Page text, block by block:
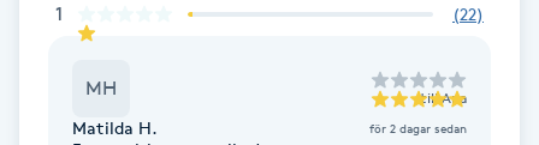
1 (22)
MH till Ana
Matilda H. för 2 dagar sedan